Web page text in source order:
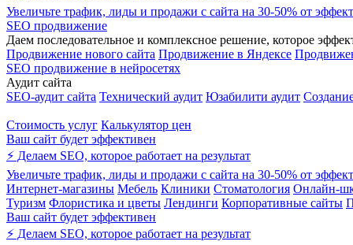
Увеличьте трафик, лиды и продажи с сайта на 30-50% от
SEO продвижение
Даем последовательное и комплексное решение, которое
Продвижение нового сайта Продвижение в Яндексе
SEO продвижение в нейросетях
Аудит сайта
SEO-аудит сайта Технический аудит Юзабилити аудит
Стоимость услуг Калькулятор цен
Ваш сайт будет эффективен
⚡ Делаем SEO, которое работает на результат
Увеличьте трафик, лиды и продажи с сайта на 30-50% от
Интернет-магазины Мебель Клиники Стоматология Онлайн-
Туризм Флористика и цветы Лендинги Корпоративные сайты
Ваш сайт будет эффективен
⚡ Делаем SEO, которое работает на результат